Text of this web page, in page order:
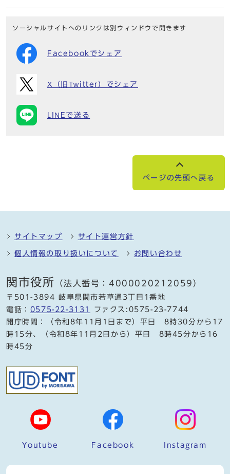
ソーシャルサイトへのリンクは別ウィンドウで開きます
Facebookでシェア
X（旧Twitter）でシェア
LINEで送る
ページの先頭へ戻る
サイトマップ サイト運営方針
個人情報の取り扱いについて お問い合わせ
関市役所 （法人番号：4000020212059）
〒501-3894 岐阜県関市若草通3丁目1番地
電話： 0575-22-3131
ファクス:0575-23-7744
開庁時間：（令和8年11月1日まで）平日 8時30分から17
時15分、（令和8年11月2日から）平日 8時45分から16
時45分
Youtube Facebook Instagram